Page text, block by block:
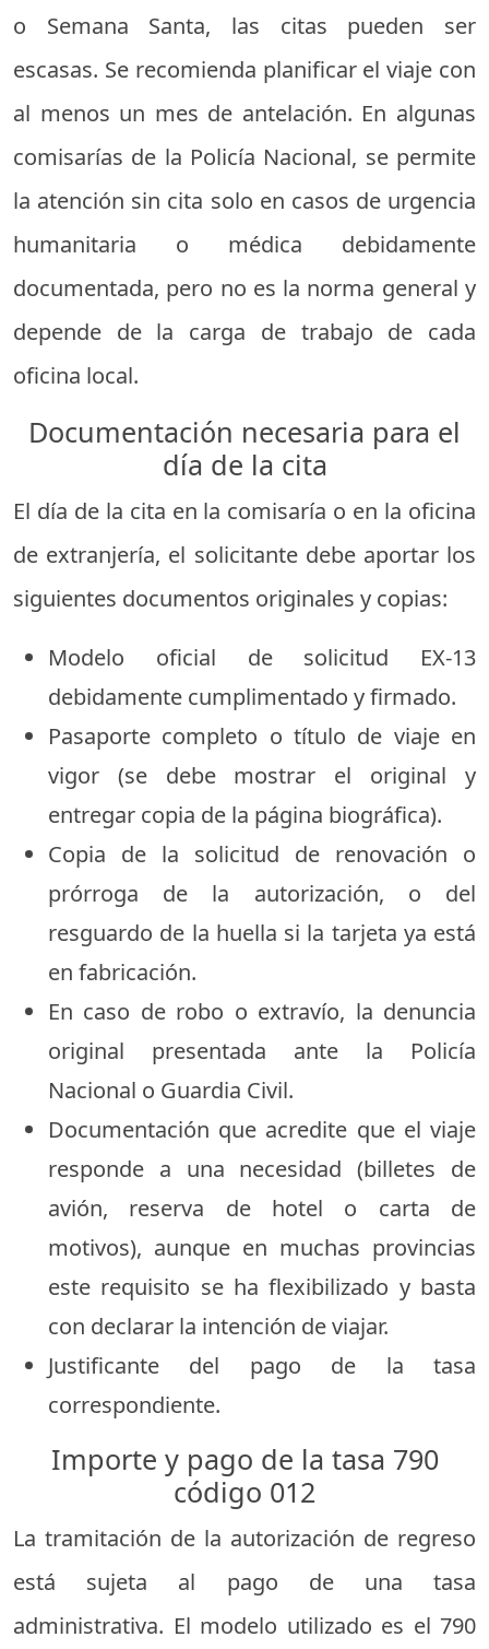
o Semana Santa, las citas pueden ser
escasas. Se recomienda planificar el viaje con
al menos un mes de antelación. En algunas
comisarías de la Policía Nacional, se permite
la atención sin cita solo en casos de urgencia
humanitaria o médica debidamente
documentada, pero no es la norma general y
depende de la carga de trabajo de cada
oficina local.
Documentación necesaria para el
día de la cita
El día de la cita en la comisaría o en la oficina
de extranjería, el solicitante debe aportar los
siguientes documentos originales y copias:
Modelo oficial de solicitud EX-13
debidamente cumplimentado y firmado.
Pasaporte completo o título de viaje en
vigor (se debe mostrar el original y
entregar copia de la página biográfica).
Copia de la solicitud de renovación o
prórroga de la autorización, o del
resguardo de la huella si la tarjeta ya está
en fabricación.
En caso de robo o extravío, la denuncia
original presentada ante la Policía
Nacional o Guardia Civil.
Documentación que acredite que el viaje
responde a una necesidad (billetes de
avión, reserva de hotel o carta de
motivos), aunque en muchas provincias
este requisito se ha flexibilizado y basta
con declarar la intención de viajar.
Justificante del pago de la tasa
correspondiente.
Importe y pago de la tasa 790
código 012
La tramitación de la autorización de regreso
está sujeta al pago de una tasa
administrativa. El modelo utilizado es el 790